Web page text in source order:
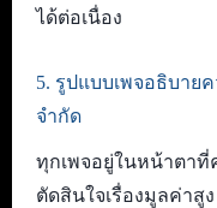
ได้ต่อเนื่อง
5. รูปแบบเพจอธิบาย
จำกัด
ทุกเพจอยู่ในหน้าตา
ตัดสินใจเรื่องมูลค่าสู